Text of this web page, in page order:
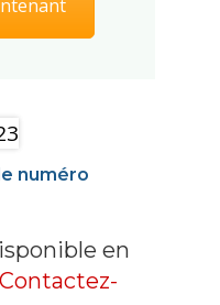
numéro
en
Contactez-